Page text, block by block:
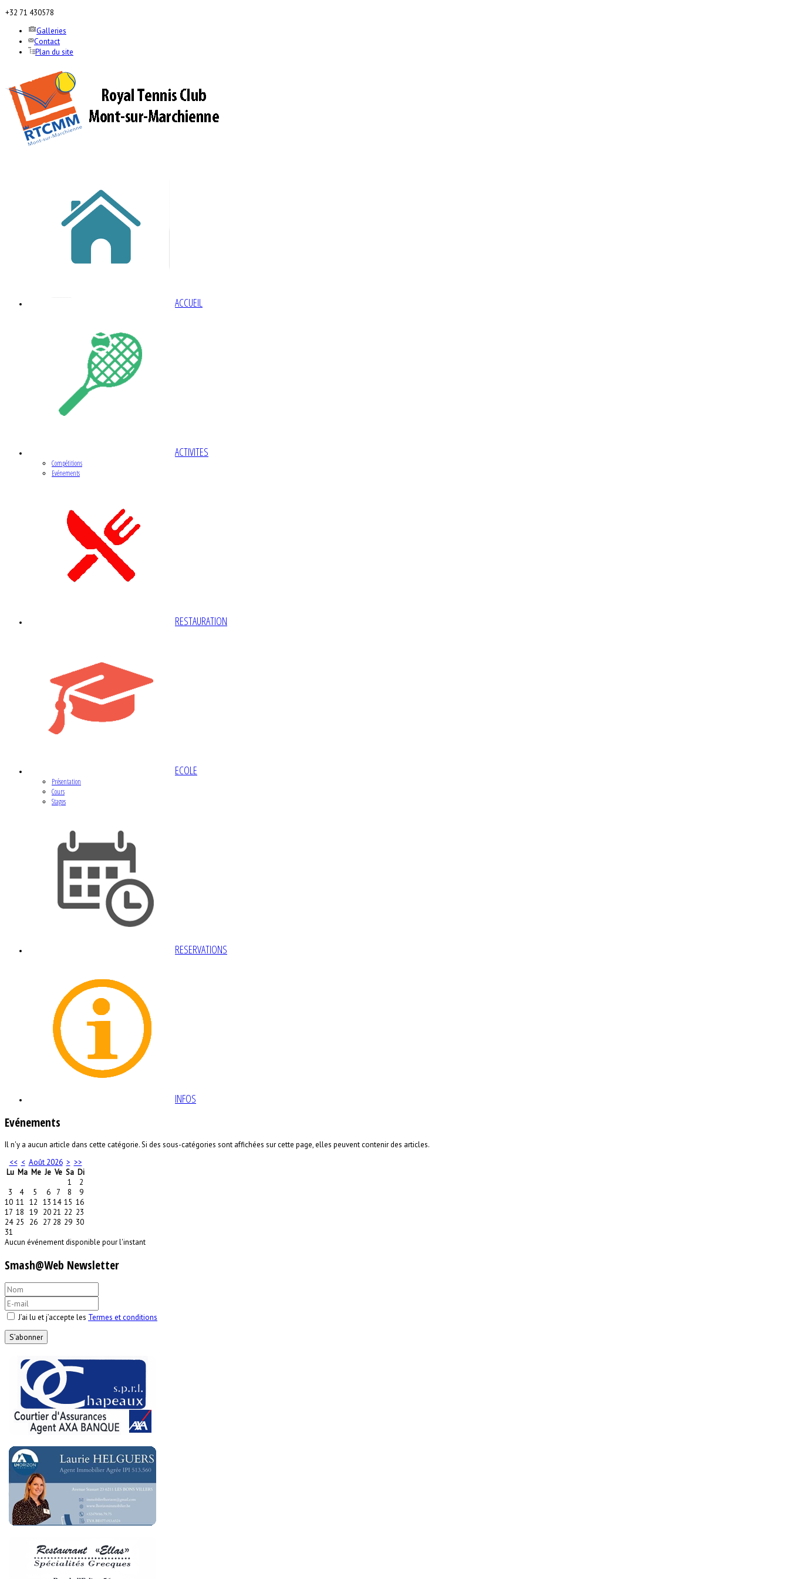
+32 71 430578
Galleries
Contact
Plan du site
ACCUEIL
ACTIVITES
Compétitions
Evénements
RESTAURATION
ECOLE
Présentation
Cours
Stages
RESERVATIONS
INFOS
Evénements
Il n'y a aucun article dans cette catégorie. Si des sous-catégories sont affichées sur cette page, elles peuvent contenir des articles.
<< < Août 2026 > >>
Lu Ma Me Je Ve Sa Di
1
2
3
4 5 6 7 8
9
10 11 12 13 14 15 16
17 18 19 20 21 22 23
24 25 26 27 28 29 30
31
Aucun événement disponible pour l'instant
Smash@Web Newsletter
J’ai lu et j’accepte les Termes et conditions